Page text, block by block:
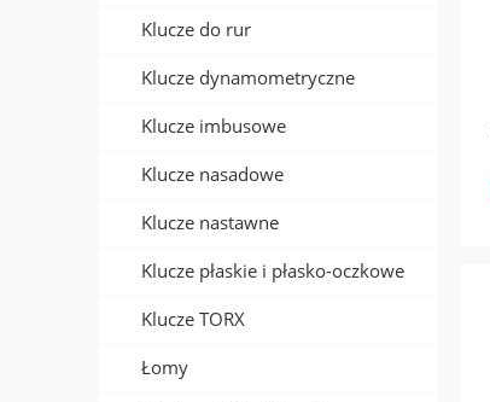
Klucze do rur
Klucze dynamometryczne
Klucze imbusowe
Klucze nasadowe
Klucze nastawne
Klucze płaskie i płasko-oczkowe
Klucze TORX
Łomy